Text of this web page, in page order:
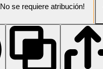
No se requiere atribución!